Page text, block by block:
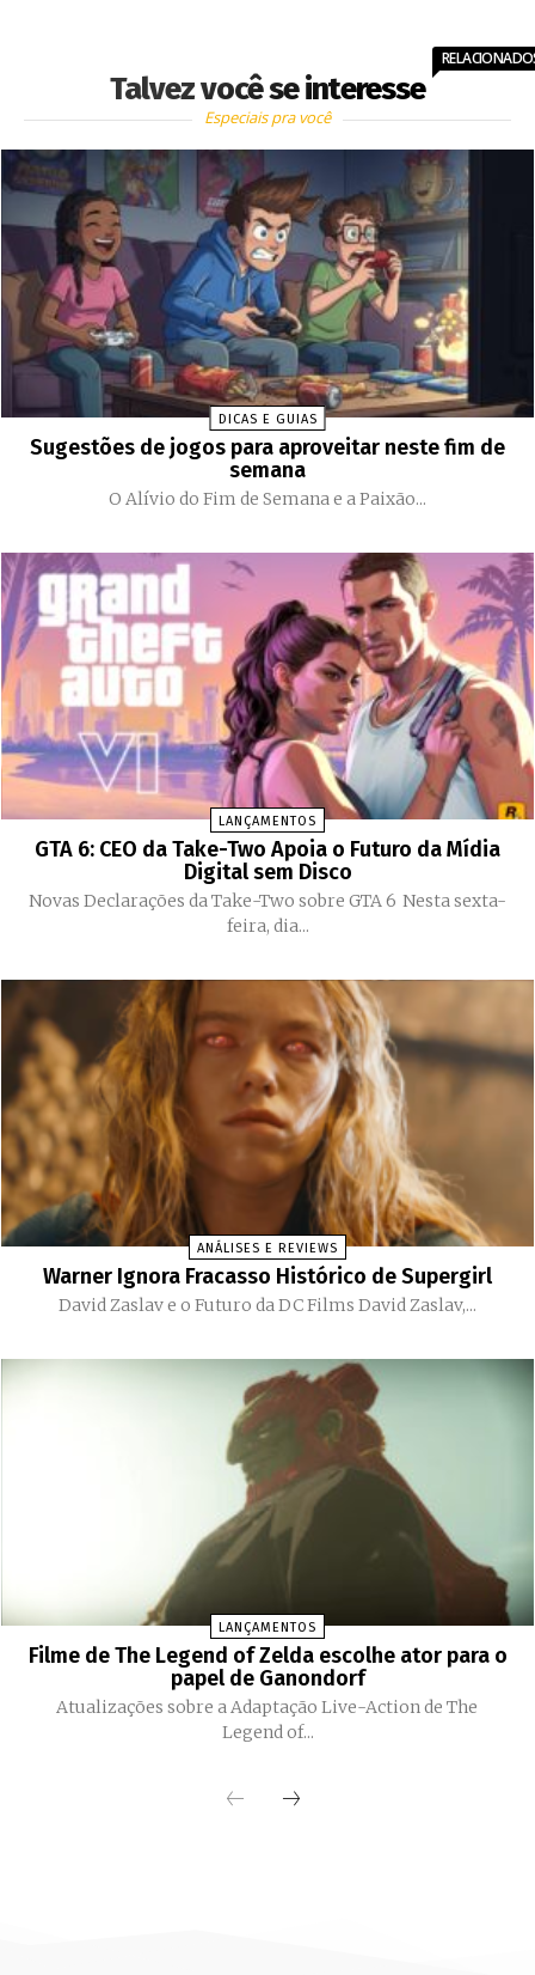
Talvez você se interesse
Especiais pra você
DICAS E GUIAS
Sugestões de jogos para aproveitar neste fim de
semana
O Alívio do Fim de Semana e a Paixão...
LANÇAMENTOS
GTA 6: CEO da Take-Two Apoia o Futuro da Mídia
Digital sem Disco
Novas Declarações da Take-Two sobre GTA 6 Nesta sexta-
feira, dia...
ANÁLISES E REVIEWS
Warner Ignora Fracasso Histórico de Supergirl
David Zaslav e o Futuro da DC Films David Zaslav,...
LANÇAMENTOS
Filme de The Legend of Zelda escolhe ator para o
papel de Ganondorf
Atualizações sobre a Adaptação Live-Action de The
Legend of...